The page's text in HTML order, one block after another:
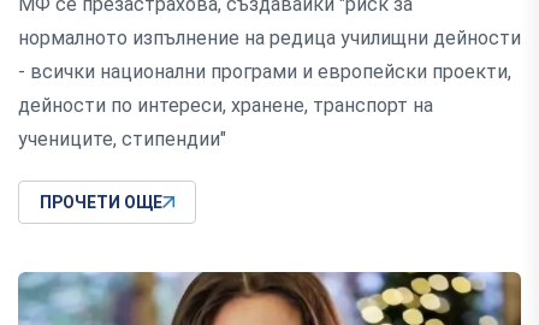
МФ се презастрахова, създавайки "риск за
нормалното изпълнение на редица училищни дейности
- всички национални програми и европейски проекти,
дейности по интереси, хранене, транспорт на
учениците, стипендии"
ПРОЧЕТИ ОЩЕ